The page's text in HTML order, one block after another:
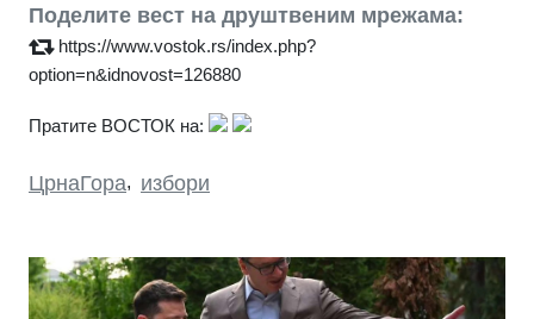
Поделите вест на друштвеним мрежама:
https://www.vostok.rs/index.php?
option=n&idnovost=126880
Пратите ВОСТОК на:
ЦрнаГора, избори